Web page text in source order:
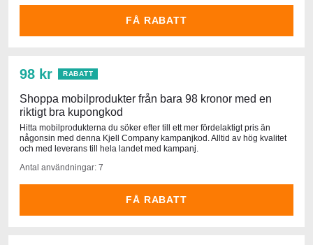
FÅ RABATT
98 kr RABATT
Shoppa mobilprodukter från bara 98 kronor med en
riktigt bra kupongkod
Hitta mobilprodukterna du söker efter till ett mer fördelaktigt pris än
någonsin med denna Kjell Company kampanjkod. Alltid av hög kvalitet
och med leverans till hela landet med kampanj.
Antal användningar: 7
FÅ RABATT